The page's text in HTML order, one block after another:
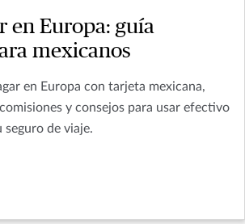
en Europa: guía
mexicanos
en Europa con tarjeta mexicana,
y consejos para usar efectivo
de viaje.